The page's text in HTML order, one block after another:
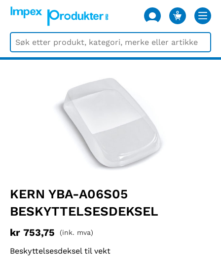
0
VARER
KERN YBA-A06S05
BESKYTTELSESDEKSEL
kr 753,75 (ink. mva)
Beskyttelsesdeksel til vekt